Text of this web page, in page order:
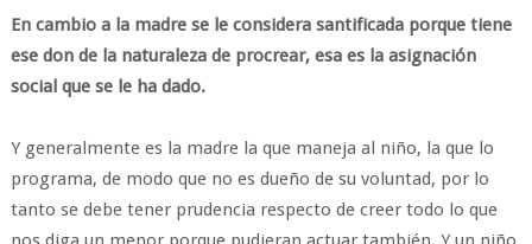
En cambio a la madre se le considera santificada porque tiene
ese don de la naturaleza de procrear, esa es la asignación
social que se le ha dado.
Y generalmente es la madre la que maneja al niño, la que lo
programa, de modo que no es dueño de su voluntad, por lo
tanto se debe tener prudencia respecto de creer todo lo que